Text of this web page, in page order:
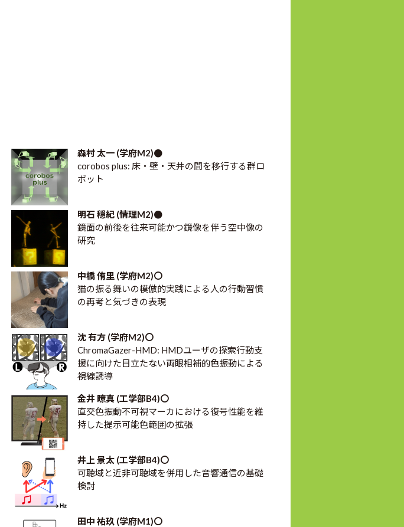
森村 太一 (学府M2)●
corobos plus: 床・壁・天井の間を移行する群ロ
ボット
明石 穏紀 (情理M2)●
鏡面の前後を往来可能かつ鏡像を伴う空中像の
研究
中橋 侑里 (学府M2)〇
猫の振る舞いの模倣的実践による人の行動習慣
の再考と気づきの表現
沈 有方 (学府M2)〇
ChromaGazer-HMD: HMDユーザの探索行動支
援に向けた目立たない両眼相補的色振動による
視線誘導
金井 瞭真 (工学部B4)〇
直交色振動不可視マーカにおける復号性能を維
持した提示可能色範囲の拡張
井上 景太 (工学部B4)〇
可聴域と近非可聴域を併用した音響通信の基礎
検討
田中 祐玖 (学府M1)〇